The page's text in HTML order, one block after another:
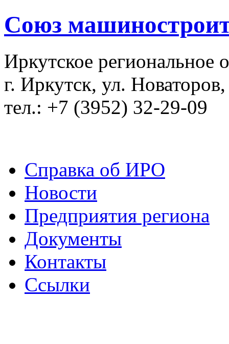
Союз
Иркутское региональное
г. Иркутск, ул.
тел.: +7 (3952) 32-29-09
Справка об ИРО
Новости
Предприятия региона
Документы
Контакты
Ссылки